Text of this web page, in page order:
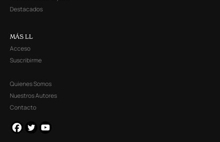
Destacados
MÁS LL
Acceso
Suscribirme
Quienes Somos
Nuestros Autores
Contacto